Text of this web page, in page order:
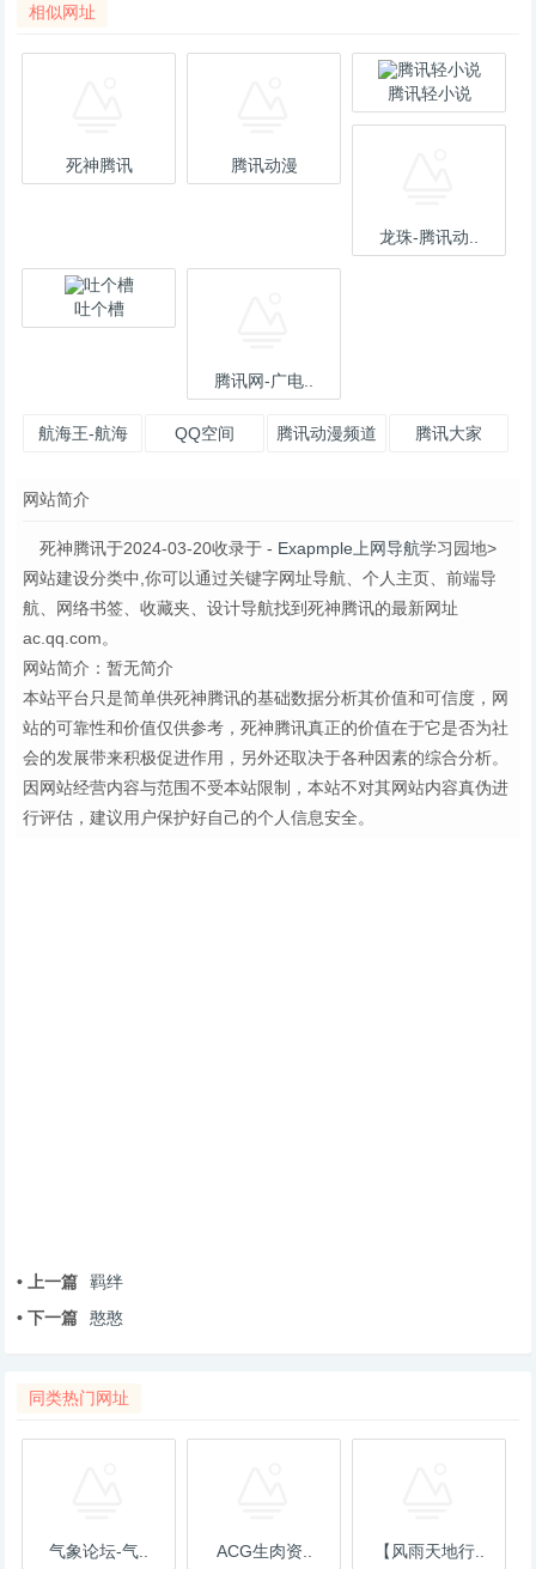
相似网址
死神腾讯 腾讯动漫
腾讯轻小说
龙珠-腾讯动..
吐个槽
腾讯网-广电..
航海王-航海
QQ空间 腾讯动漫频道 腾讯大家
网站简介
死神腾讯于2024-03-20收录于 - Exapmple上网导航学习园地>
网站建设分类中,你可以通过关键字网址导航、个人主页、前端导
航、网络书签、收藏夹、设计导航找到死神腾讯的最新网址
ac.qq.com。
网站简介：暂无简介
本站平台只是简单供死神腾讯的基础数据分析其价值和可信度，网
站的可靠性和价值仅供参考，死神腾讯真正的价值在于它是否为社
会的发展带来积极促进作用，另外还取决于各种因素的综合分析。
因网站经营内容与范围不受本站限制，本站不对其网站内容真伪进
行评估，建议用户保护好自己的个人信息安全。
• 上一篇
羁绊
• 下一篇
憨憨
同类热门网址
气象论坛-气.. ACG生肉资.. 【风雨天地行..